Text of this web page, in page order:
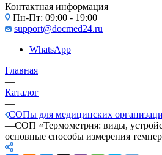
Контактная информация
Пн-Пт: 09:00 - 19:00
support@docmed24.ru
WhatsApp
Главная
—
Каталог
—
СОПы для медицинских
—СОП «Термометрия: виды,
основные способы измерения